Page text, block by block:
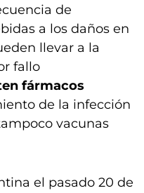
de
a los daños en
llevar a la
fallo
fármacos
de la infección
vacunas
el pasado 20 de